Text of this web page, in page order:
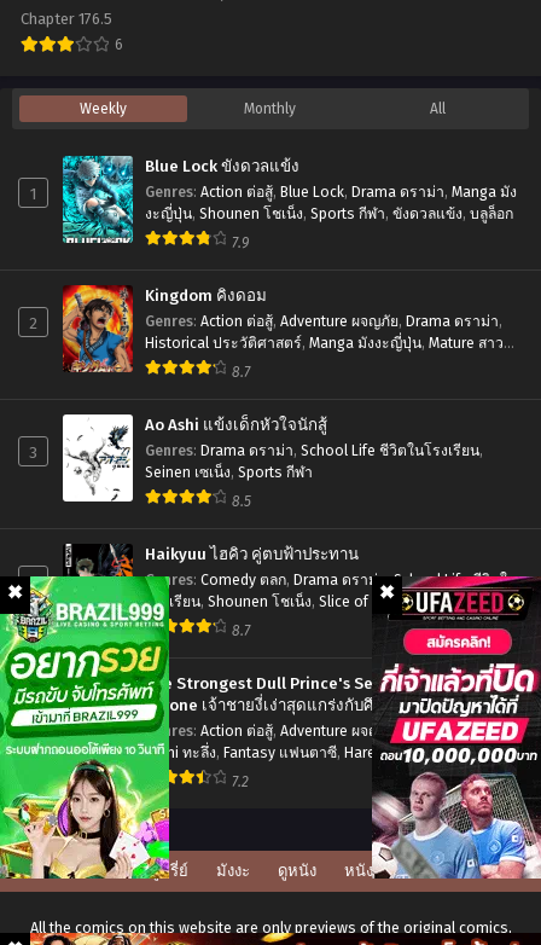
Chapter 14
พฤศจิกายน 2, 2024
Chapter 12
พฤศจิกายน 2, 2024
Chapter 11
พฤศจิกายน 2, 2024
Chapter 10
พฤศจิกายน 2, 2024
Chapter 9
พฤศจิกายน 2, 2024
Chapter 8
Chapter 6
พฤศจิกายน 2, 2024
Chapter 5
พฤศจิกายน 2, 2024
พฤศจิกายน 2, 2024 พฤศจิกายน 2, 2024
Chapter 2
พฤศจิกายน 2, 2024
Chapter 1
Tsuyoi
Nodaga
ตัว
ผม
เป็น
นัก
มี
ส
เหนือ
กว่า
อย่าง
เห็น
ได้
ชัด
Sekai Saikyou บ้านของผมเป็นจุด
ศูนย์รวมพลังเวท แค่อาศัยอยู่ก็เทพ
Chapter 176.5
6
Ore
no
ga
Maryoku
Spot
Datta
Ken
Sundeiru
Dake
de
Sekai
ของ
ผม
เป็น
จุด
ศูนย์
รวม
พลัง
เวท
แค่
อาศัย
ก็
Weekly Monthly All
1
Blue Lock ขังดวลแข้ง
Genres: Action ต่อสู้, Blue Lock, Drama ดราม่า, Manga มัง
งะญี่ปุ่น, Shounen โชเน็ง, Sports กีฬา, ขังดวลแข้ง, บลูล็อก
7.9
2
Kingdom คิงดอม
Genres: Action ต่อสู้, Adventure ผจญภัย, Drama ดราม่า,
Historical ประวัติศาสตร์, Manga มังงะญี่ปุ่น, Mature สาว
ใหญ่,Seinen เซเน็ง
8.7
3
Ao Ashi แข้งเด็กหัวใจนักสู้
Genres: Drama ดราม่า, School Life ชีวิตในโรงเรียน,
Seinen เซเน็ง, Sports กีฬา
8.5
4
Haikyuu ไฮคิว คู่ตบฟ้าประทาน
Genres: Comedy ตลก, Drama ดราม่า,School Life ชีวิตใน
โรงเรียน, Shounen โชเน็ง, Slice of Life รั้วโรงเรียน,
Sports กีฬา
8.7
5
The Strongest Dull Prince's Secret Battle for the
Throne เจ้าชายงี่เง่าสุดแกร่งกับศึกชิงราชสมบัติ
Genres: Action ต่อสู้, Adventure ผจญภัย ,Drama ดราม่า,
Ecchi ทะลึ่ง, Fantasy แฟนตาซี, Harem ฮาเร็ม ,Manga มังงะ
ญี่ปุ่น,Romance โรแมนติก
7.2
ดูซีรี่ย์ มังงะ ดูหนัง หนังโป๊
All the comics on this website are only previews of the original comics,